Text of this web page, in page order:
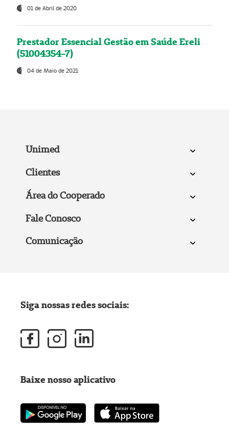
01 de Abril de 2020
Prestador Essencial Gestão em Saúde Ereli
(51004354-7)
04 de Maio de 2021
Unimed
Clientes
Área do Cooperado
Fale Conosco
Comunicação
Siga nossas redes sociais:
Baixe nosso aplicativo